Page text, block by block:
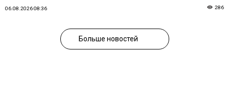
06.08.2026 08:36 286
Больше новостей